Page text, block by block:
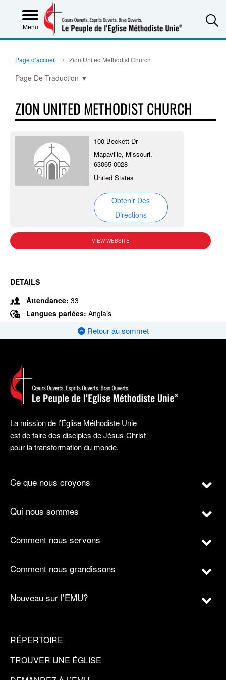
Menu
Page d’accueil Zion United Methodist Church
Page De Traduction ▼
ZION UNITED METHODIST CHURCH
100 Beckett Dr
Mapaville, Missouri,
63065-0028
United States
Obtenir Des
Directions
VIEW WEBSITE
DETAILS
Attendance: 33
Langues parlées: Anglais
Retour au sommet
La mission de l’Église Méthodiste Unie
est de faire des disciples de Jésus-Christ
pour la transformation du monde.
Ce que nous croyons
Qui nous sommes
Comment nous servons
Comment nous grandissons
Nouveau sur l’EMU?
RÉPERTOIRE
TROUVER UNE ÉGLISE